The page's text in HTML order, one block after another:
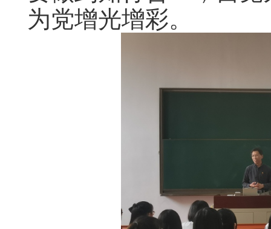
为党增光增彩。